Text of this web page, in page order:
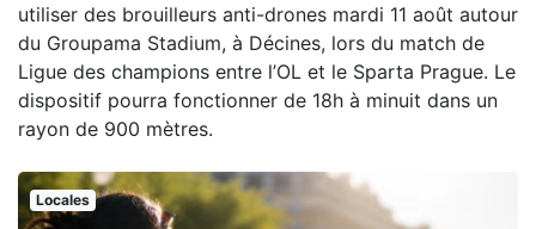
utiliser des brouilleurs anti-drones mardi 11 août autour
du Groupama Stadium, à Décines, lors du match de
Ligue des champions entre l’OL et le Sparta Prague. Le
dispositif pourra fonctionner de 18h à minuit dans un
rayon de 900 mètres.
Locales